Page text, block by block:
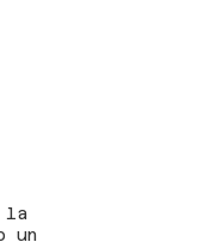
la
un